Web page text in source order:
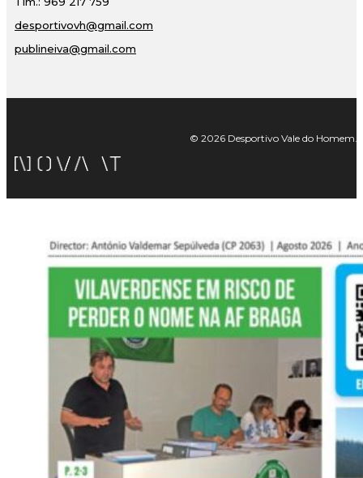
desportivovh@gmail.com
publineiva@gmail.com
© 2026 Desportivo Vale do Homem.